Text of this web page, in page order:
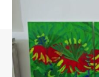
Impressum